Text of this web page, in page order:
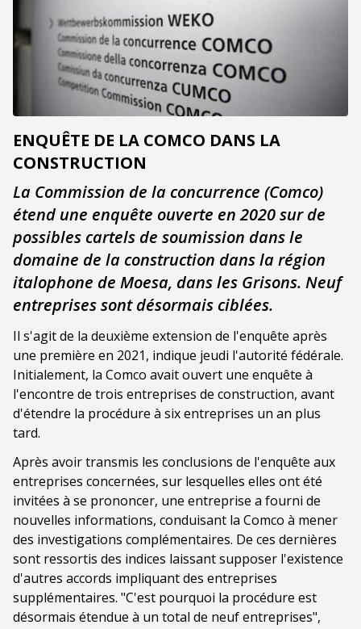
ENQUÊTE DE LA COMCO DANS LA
CONSTRUCTION
La Commission de la concurrence (Comco)
étend une enquête ouverte en 2020 sur de
possibles cartels de soumission dans le
domaine de la construction dans la région
italophone de Moesa, dans les Grisons. Neuf
entreprises sont désormais ciblées.
Il s'agit de la deuxième extension de l'enquête après
une première en 2021, indique jeudi l'autorité fédérale.
Initialement, la Comco avait ouvert une enquête à
l'encontre de trois entreprises de construction, avant
d'étendre la procédure à six entreprises un an plus
tard.
Après avoir transmis les conclusions de l'enquête aux
entreprises concernées, sur lesquelles elles ont été
invitées à se prononcer, une entreprise a fourni de
nouvelles informations, conduisant la Comco à mener
des investigations complémentaires. De ces dernières
sont ressortis des indices laissant supposer l'existence
d'autres accords impliquant des entreprises
supplémentaires. "C'est pourquoi la procédure est
désormais étendue à un total de neuf entreprises",